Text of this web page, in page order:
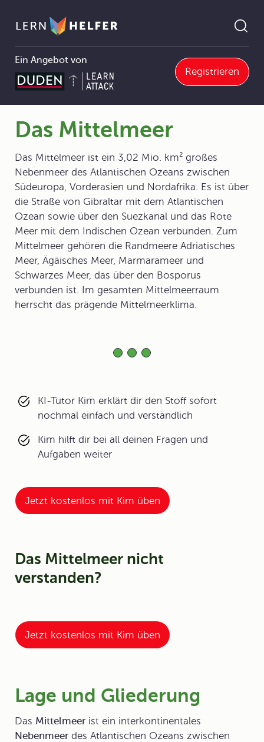
Ein Angebot von
Registrieren
Pfadnavigation
7 Regionen 7.1 Die Erdteile und ihre Länder Das Mittelmeer
Das Mittelmeer
Das Mittelmeer ist ein 3,02 Mio. km² großes
Nebenmeer des Atlantischen Ozeans zwischen
Südeuropa, Vorderasien und Nordafrika. Es ist über
die Straße von Gibraltar mit dem Atlantischen
Ozean sowie über den Suezkanal und das Rote
Meer mit dem Indischen Ozean verbunden. Zum
Mittelmeer gehören die Randmeere Adriatisches
Meer, Ägäisches Meer, Marmarameer und
Schwarzes Meer, das über den Bosporus
verbunden ist. Im gesamten Mittelmeerraum
herrscht das prägende Mittelmeerklima.
KI-Tutor Kim erklärt dir den Stoff sofort
nochmal einfach und verständlich
Kim hilft dir bei all deinen Fragen und
Aufgaben weiter
Jetzt kostenlos mit Kim üben
Das Mittelmeer nicht
verstanden?
Jetzt kostenlos mit Kim üben
Lage und Gliederung
Das Mittelmeer ist ein interkontinentales
Nebenmeer des Atlantischen Ozeans zwischen